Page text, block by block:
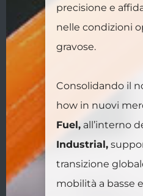
precisione e
nelle condizioni
gravose.
Consolidando il
how in nuovi
Fuel,all’interno
Industrial,
transizione
mobilità a basse